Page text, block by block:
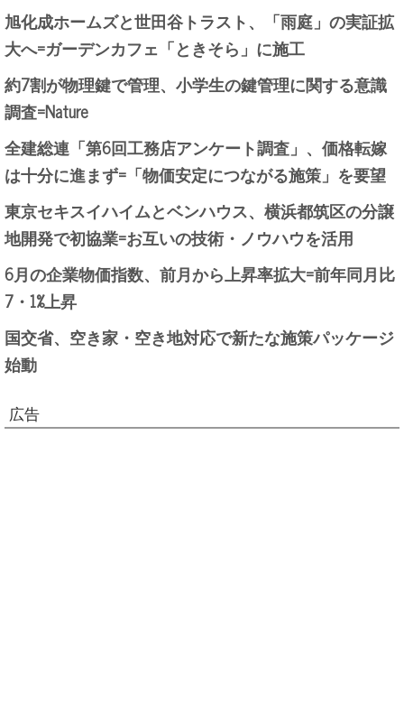
旭化成ホームズと世田谷トラスト、「雨庭」の実証拡
大へ=ガーデンカフェ「ときそら」に施工
約7割が物理鍵で管理、小学生の鍵管理に関する意識
調査=Nature
全建総連「第6回工務店アンケート調査」、価格転嫁
は十分に進まず=「物価安定につながる施策」を要望
東京セキスイハイムとベンハウス、横浜都筑区の分譲
地開発で初協業=お互いの技術・ノウハウを活用
6月の企業物価指数、前月から上昇率拡大=前年同月比
7・1%上昇
国交省、空き家・空き地対応で新たな施策パッケージ
始動
広告